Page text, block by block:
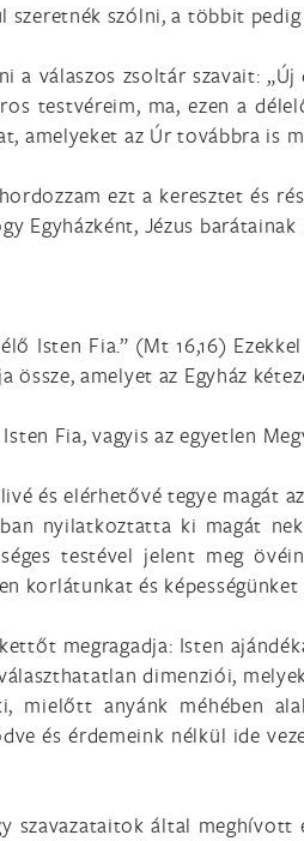
szeretnék szólni, a többit
a válaszos zsoltár szavait:
testvéreim, ma, ezen a
amelyeket az Úr továbbra is
ezt a keresztet és
Egyházként, Jézus
élő Isten Fia.” (Mt 16,16)
össze, amelyet az Egyház
Fia, vagyis az egyetlen
és elérhetővé tegye magát
nyilatkoztatta ki magát
testével jelent meg
korlátunkat és
megragadja: Isten
dimenziói,
mielőtt anyánk méhében
és érdemeink nélkül ide
szavazataitok által